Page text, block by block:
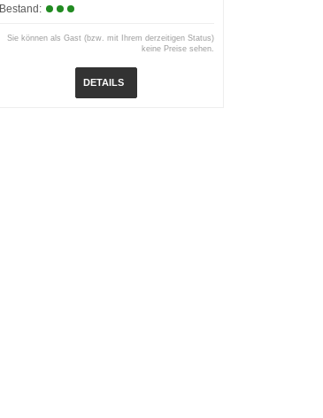
Bestand:
Sie können als Gast (bzw. mit Ihrem derzeitigen Status)
keine Preise sehen.
DETAILS